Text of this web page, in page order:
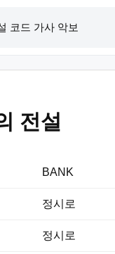
전설
BANK
정시로
정시로